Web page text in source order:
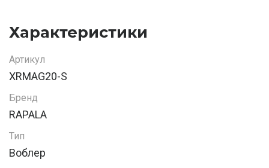
Характеристики
Артикул
XRMAG20-S
Бренд
RAPALA
Тип
Воблер